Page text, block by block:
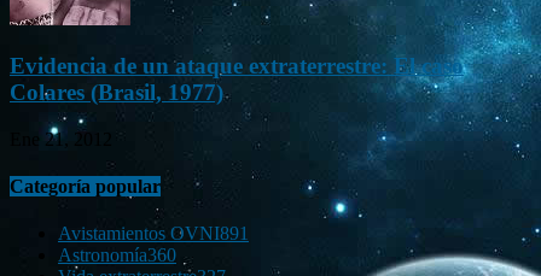
Evidencia de un ataque extraterrestre: El caso
Colares (Brasil, 1977)
Ene 21, 2012
Categoría popular
Avistamientos OVNI891
Astronomía360